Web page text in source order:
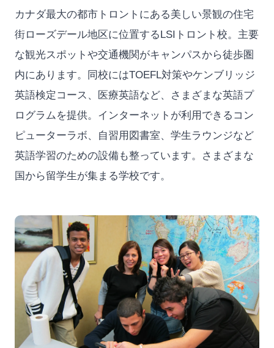
カナダ最大の都市トロントにある美しい景観の住宅
街ローズデール地区に位置するLSIトロント校。主要
な観光スポットや交通機関がキャンパスから徒歩圏
内にあります。同校にはTOEFL対策やケンブリッジ
英語検定コース、医療英語など、さまざまな英語プ
ログラムを提供。インターネットが利用できるコン
ピューターラボ、自習用図書室、学生ラウンジなど
英語学習のための設備も整っています。さまざまな
国から留学生が集まる学校です。